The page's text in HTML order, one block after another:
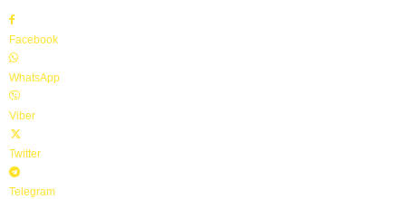
Facebook
WhatsApp
Viber
Twitter
Telegram